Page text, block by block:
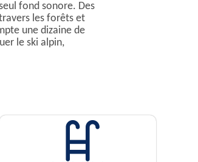
fond sonore. Des
les forêts et
une dizaine de
le ski alpin,